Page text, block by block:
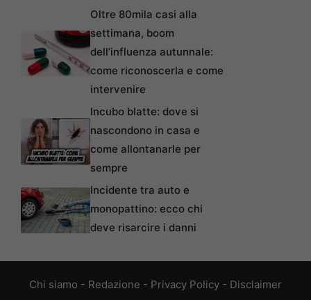
Oltre 80mila casi alla
settimana, boom
dell’influenza autunnale:
come riconoscerla e come
intervenire
Incubo blatte: dove si
nascondono in casa e
come allontanarle per
sempre
Incidente tra auto e
monopattino: ecco chi
deve risarcire i danni
Chi siamo - Redazione - Privacy Policy - Disclaimer